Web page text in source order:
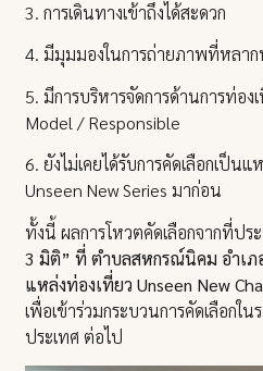
3. การเดินทางเข้าถึงได้สะดวก
4. มีมุมมองในการถ่ายภาพที่หลาก
5. มีการบริหารจัดการด้านการท่อง
Model / Responsible
6. ยังไม่เคยได้รับการคัดเลือกเป็น
Unseen New Series มาก่อน
ทั้งนี้ ผลการโหวตคัดเลือกจากที่ป
3 มิติ” ที่ ตำบลสหกรณ์นิคม อำเ
แหล่งท่องเที่ยว Unseen New
เพื่อเข้าร่วมกระบวนการคัดเลือกใ
ประเทศ ต่อไป